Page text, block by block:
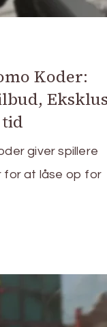
Koder:
giver spillere
for at låse op for